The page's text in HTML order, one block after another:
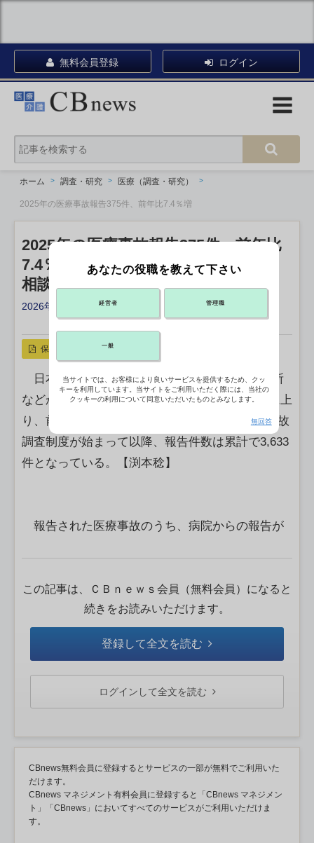
無料会員登録 ログイン
ホーム 調査・研究 医療（調査・研究）
2025年の医療事故報告375件、前年比7.4％増
2025年の医療事故報告375件、前年比
7.4％増
相談件数は過去最多に
2026年01月15日 13:40
リンクをコピー X ポスト
保存
日本医療安全調査機構によると、病院や診療所
などから報告された医療事故は2025年に375件に上
り、前年から7.4％増加した。15年10月に医療事故
調査制度が始まって以降、報告件数は累計で3,633
件となっている。【渕本稔】
報告された医療事故のうち、病院からの報告が
この記事は、ＣＢｎｅｗｓ会員（無料会員）になると
続きをお読みいただけます。
登録して全文を読む
ログインして全文を読む
CBnews無料会員に登録するとサービスの一部が無料でご利用いた
だけます。
CBnews マネジメント有料会員に登録すると「CBnews マネジメン
ト」「CBnews」においてすべてのサービスがご利用いただけま
す。
あなたの役職を教えて下さい
経営者 管理職
一般
当サイトでは、お客様により良いサービスを提供するため、クッ
キーを利用しています。当サイトをご利用いただく際には、当社の
クッキーの利用について同意いただいたものとみなします。
無回答